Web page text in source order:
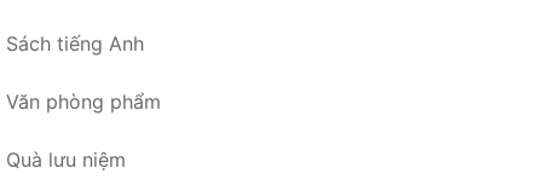
Sách tiếng Anh
Văn phòng phẩm
Quà lưu niệm